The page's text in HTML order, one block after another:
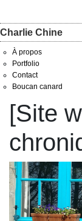
Charlie Chine
À propos
Portfolio
Contact
Boucan canard
[Site